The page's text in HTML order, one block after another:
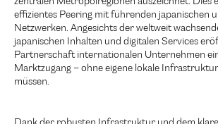
effizientes Peering mit führenden japanischen
Netzwerken. Angesichts der weltweit
japanischen Inhalten und digitalen Services
Partnerschaft internationalen Unternehmen
Marktzugang – ohne eigene lokale
müssen.